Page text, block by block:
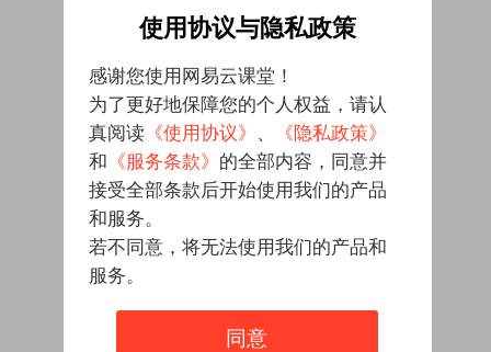
使用协议与隐私政策
感谢您使用网易云课堂！
为了更好地保障您的个人权益，请认
真阅读 《使用协议》 、
《隐私政策》
和 《服务条款》 的全部内容，同意并
接受全部条款后开始使用我们的产品
和服务。
若不同意，将无法使用我们的产品和
服务。
同意